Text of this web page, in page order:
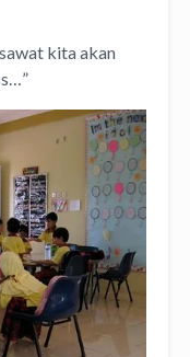
kita akan